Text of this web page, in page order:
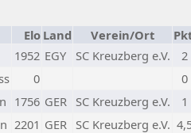
Elo Land Verein/Ort
1952 EGY SC Kreuzberg e.V.
2
0
0
1756 GER SC Kreuzberg e.V.
1
2201 GER SC Kreuzberg e.V.